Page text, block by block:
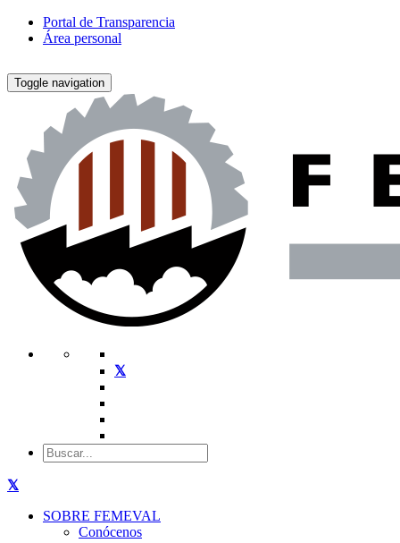
Portal de Transparencia
Área personal
Toggle navigation
SOBRE FEMEVAL
Conócenos